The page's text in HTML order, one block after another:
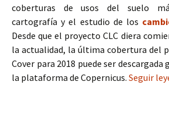
coberturas de usos del suelo
cartografía y el estudio de los
Desde que el proyecto CLC diera
la actualidad, la última cobertura del
Cover para 2018 puede ser
la plataforma de Copernicus. Seguir